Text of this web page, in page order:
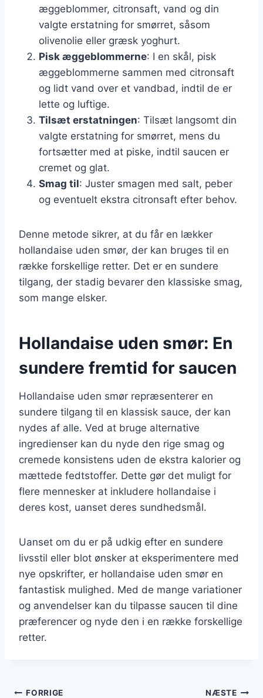
æggeblommer, citronsaft, vand og din
valgte erstatning for smørret, såsom
olivenolie eller græsk yoghurt.
Pisk æggeblommerne: I en skål, pisk
æggeblommerne sammen med citronsaft
og lidt vand over et vandbad, indtil de er
lette og luftige.
Tilsæt erstatningen: Tilsæt langsomt din
valgte erstatning for smørret, mens du
fortsætter med at piske, indtil saucen er
cremet og glat.
Smag til: Juster smagen med salt, peber
og eventuelt ekstra citronsaft efter behov.
Denne metode sikrer, at du får en lækker
hollandaise uden smør, der kan bruges til en
række forskellige retter. Det er en sundere
tilgang, der stadig bevarer den klassiske smag,
som mange elsker.
Hollandaise uden smør: En
sundere fremtid for saucen
Hollandaise uden smør repræsenterer en
sundere tilgang til en klassisk sauce, der kan
nydes af alle. Ved at bruge alternative
ingredienser kan du nyde den rige smag og
cremede konsistens uden de ekstra kalorier og
mættede fedtstoffer. Dette gør det muligt for
flere mennesker at inkludere hollandaise i
deres kost, uanset deres sundhedsmål.
Uanset om du er på udkig efter en sundere
livsstil eller blot ønsker at eksperimentere med
nye opskrifter, er hollandaise uden smør en
fantastisk mulighed. Med de mange variationer
og anvendelser kan du tilpasse saucen til dine
præferencer og nyde den i en række forskellige
retter.
FORRIGE NÆSTE